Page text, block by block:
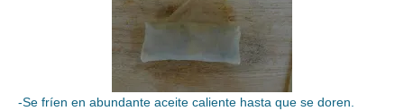
-Se fríen en abundante aceite caliente hasta que se doren.